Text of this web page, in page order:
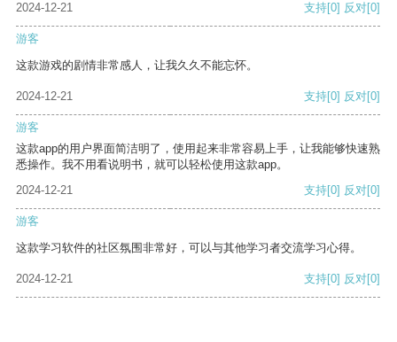
2024-12-21
支持[0] 反对[0]
游客
这款游戏的剧情非常感人，让我久久不能忘怀。
2024-12-21 支持[0] 反对[0]
游客
这款app的用户界面简洁明了，使用起来非常容易上手，让我能够快速熟
悉操作。我不用看说明书，就可以轻松使用这款app。
2024-12-21
支持[0] 反对[0]
游客
这款学习软件的社区氛围非常好，可以与其他学习者交流学习心得。
2024-12-21 支持[0] 反对[0]